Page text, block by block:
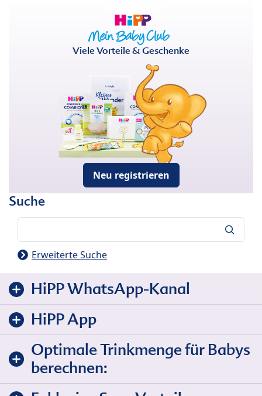
Viele Vorteile & Geschenke
Neu registrieren
Suche
Erweiterte Suche
HiPP WhatsApp-Kanal
HiPP App
Optimale Trinkmenge für Babys
berechnen: